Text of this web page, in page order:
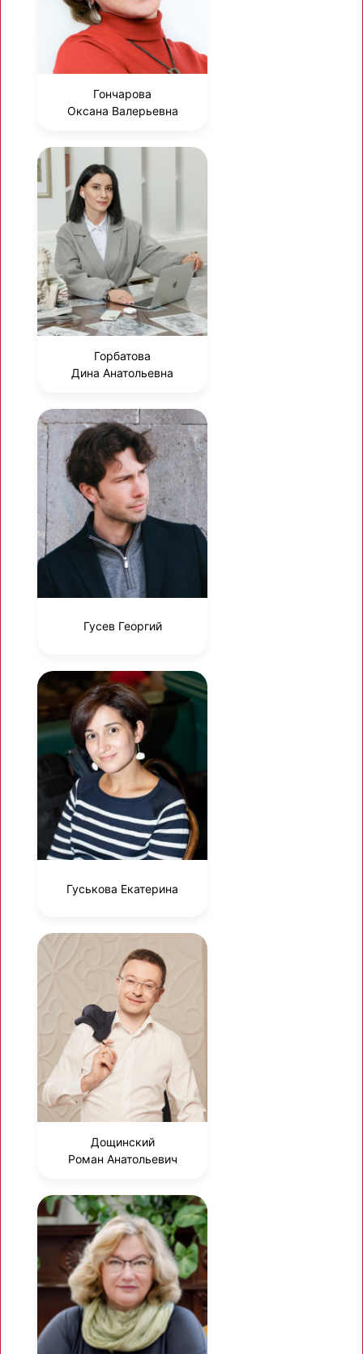
Гончарова
Оксана Валерьевна
Горбатова
Дина Анатольевна
Гусев Георгий
Гуськова Екатерина
Дощинский
Роман Анатольевич